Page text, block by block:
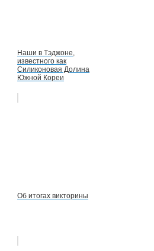
Наши в Тэджоне,
известного как
Силиконовая Долина
Южной Кореи
Об итогах викторины